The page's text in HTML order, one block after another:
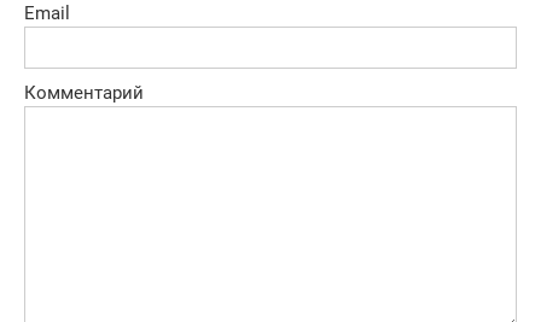
Email
Комментарий